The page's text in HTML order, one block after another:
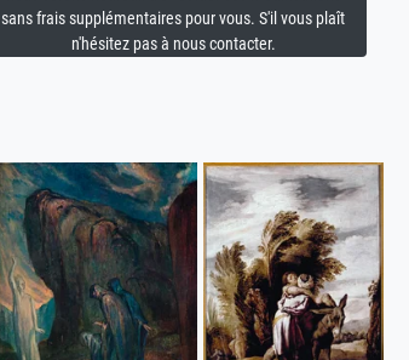
sans frais supplémentaires pour vous. S'il vous plaît
n'hésitez pas à nous contacter.